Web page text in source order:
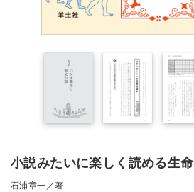
小説みたいに楽しく読める生
石浦章一／著